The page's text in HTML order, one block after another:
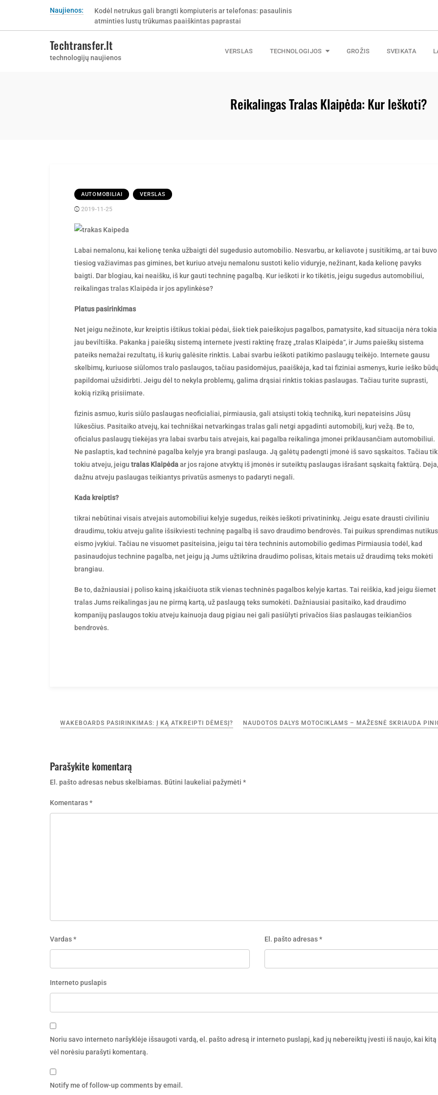
Naujienos:
Kodėl netrukus gali brangti kompiuteris ar telefonas: pasaulinis
atminties lustų trūkumas paaiškintas paprastai
Techtransfer.lt
technologijų naujienos
VERSLAS TECHNOLOGIJOS GROŽIS SVEIKATA
Reikalingas Tralas Klaipėda: Kur Ieškoti?
AUTOMOBILIAI VERSLAS
2019-11-25
Labai nemalonu, kai kelionę tenka užbaigti dėl sugedusio automobilio. Nesvarbu, ar keliavote į susitikimą, ar tai buvo
tiesiog važiavimas pas gimines, bet kuriuo atveju nemalonu sustoti kelio viduryje, nežinant, kada kelionę pavyks
baigti. Dar blogiau, kai neaišku, iš kur gauti techninę pagalbą. Kur ieškoti ir ko tikėtis, jeigu sugedus automobiliui,
reikalingastralas Klaipėda ir jos apylinkėse?
Platus pasirinkimas
Net jeigu nežinote, kur kreiptis ištikus tokiai pėdai, šiek tiek paieškojus pagalbos, pamatysite, kad situacija nėra tokia
jau beviltiška. Pakanka į paieškų sistemą internete įvesti raktinę frazę „tralas Klaipėda“, ir Jums paieškų sistema
pateiks nemažai rezultatų, iš kurių galėsite rinktis. Labai svarbu ieškoti patikimo paslaugų teikėjo. Internete gausu
skelbimų, kuriuose siūlomos tralo paslaugos, tačiau pasidomėjus, paaiškėja, kad tai fiziniai asmenys, kurie ieško būdų
papildomai užsidirbti. Jeigu dėl to nekyla problemų, galima drąsiai rinktis tokias paslaugas. Tačiau turite suprasti,
kokią riziką prisiimate.
fizinis asmuo, kuris siūlo paslaugas neoficialiai, pirmiausia, gali atsiųsti tokią techniką, kuri nepateisins Jūsų
lūkesčius. Pasitaiko atvejų, kai techniškai netvarkingas tralas gali netgi apgadinti automobilį, kurį vežą. Be to,
oficialus paslaugų tiekėjas yra labai svarbu tais atvejais, kai pagalba reikalinga įmonei priklausančiam automobiliui.
Ne paslaptis, kad techninė pagalba kelyje yra brangi paslauga. Ją galėtų padengti įmonė iš savo sąskaitos. Tačiau tik
tokiu atveju, jeigu tralas Klaipėdaar jos rajone atvyktų iš įmonės ir suteiktų paslaugas išrašant sąskaitą faktūrą. Deja,
dažnu atveju paslaugas teikiantys privatūs asmenys to padaryti negali.
Kada kreiptis?
tikrai nebūtinai visais atvejais automobiliui kelyje sugedus, reikės ieškoti privatininkų. Jeigu esate drausti civiliniu
draudimu, tokiu atveju galite išsikviesti techninę pagalbą iš savo draudimo bendrovės. Tai puikus sprendimas nutikus
eismo įvykiui. Tačiau ne visuomet pasiteisina, jeigu tai tėra techninis automobilio gedimas Pirmiausia todėl, kad
pasinaudojus technine pagalba, net jeigu ją Jums užtikrina draudimo polisas, kitais metais už draudimą teks mokėti
brangiau.
Be to, dažniausiai į poliso kainą įskaičiuota stik vienas techninės pagalbos kelyje kartas. Tai reiškia, kad jeigu šiemet
tralas Jums reikalingas jau ne pirmą kartą, už paslaugą teks sumokėti. Dažniausiai pasitaiko, kad draudimo
kompanijų paslaugos tokiu atveju kainuoja daug pigiau nei gali pasiūlyti privačios šias paslaugas teikiančios
bendrovės.
Navigacija
WAKEBOARDS PASIRINKIMAS: Į KĄ ATKREIPTI DĖMESĮ? NAUDOTOS DALYS MOTOCIKLAMS – MAŽESNĖ SKRIAUDA
Parašykite komentarą
El. pašto adresas nebus skelbiamas. Būtini laukeliai pažymėti *
Komentaras*
Vardas* El. pašto adresas*
Interneto puslapis
Noriu savo interneto naršyklėje išsaugoti vardą, el. pašto adresą ir interneto puslapį, kad jų nebereiktų įvesti iš naujo, kai kitą
vėl norėsiu parašyti komentarą.
Notify me of follow-up comments by email.